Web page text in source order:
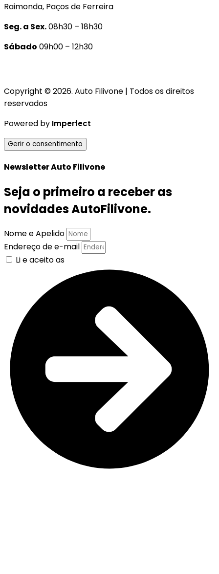
Raimonda, Paços de Ferreira
Seg. a Sex.08h30 – 18h30
Sábado 09h00 – 12h30
Copyright © 2026. Auto Filivone | Todos os direitos
reservados
Powered by Imperfect
Gerir o consentimento
Newsletter Auto Filivone
Seja o primeiro a receber as
novidades AutoFilivone.
Nome e Apelido
Endereço de e-mail
Li e aceito as